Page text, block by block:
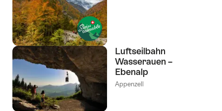
Luftseilbahn
Wasserauen –
Ebenalp
Appenzell